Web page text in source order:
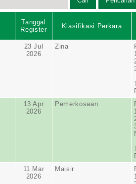
Tanggal
Register
Klasifikasi Perkara
23 Jul
2026
Zina
13 Apr
2026
Pemerkosaan
11 Mar
2026
Maisir